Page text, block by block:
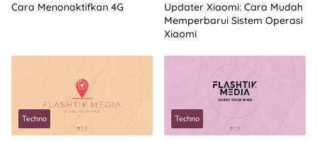
Cara Menonaktifkan 4G
Updater Xiaomi: Cara Mudah
Memperbarui Sistem Operasi
Xiaomi
Techno Techno